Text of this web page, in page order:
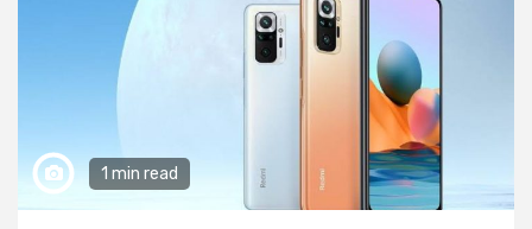
1 min read